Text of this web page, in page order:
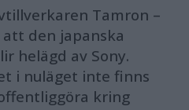
Tamron –
den japanska
helägd av Sony.
i nuläget inte finns
kring